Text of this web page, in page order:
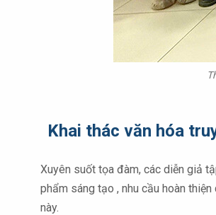
Khai thác văn hóa
Xuyên suốt tọa đàm, các diễn giả
phẩm sáng tạo , nhu cầu hoàn
này.